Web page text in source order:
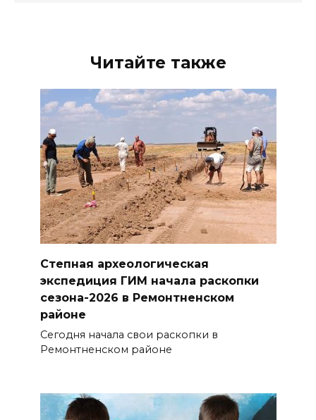
Читайте также
Степная археологическая
экспедиция ГИМ начала раскопки
сезона-2026 в Ремонтненском
районе
Сегодня начала свои раскопки в
Ремонтненском районе